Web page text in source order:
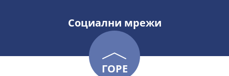
Социални мрежи
ГОРЕ